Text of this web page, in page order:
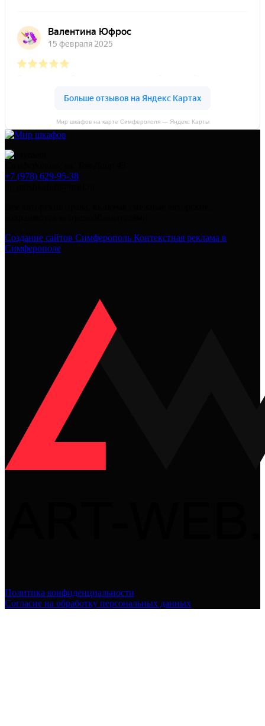
Мир шкафов на карте Симферополя — Яндекс Карты
+7 (978) 629-95-38
Создание сайтов Симферополь Контекстная реклама в
Симферополе
Политика конфиденциальности
Согласие на обработку персональных данных